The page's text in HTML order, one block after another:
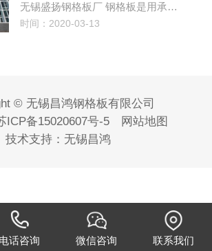
无锡盛扬钢格板厂 钢格板是用承…
时间：2020-03-13
© 无锡昌鸿钢格板有限公司
ICP备15020607号-5
网站地图
技术支持： 无锡昌鸿
电话咨询 微信咨询 联系我们